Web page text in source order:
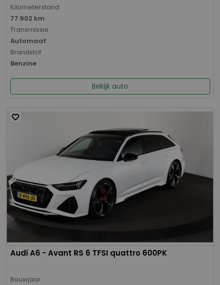
Kilometerstand
77.902 km
Transmissie
Automaat
Brandstof
Benzine
Bekijk auto
Audi A6 - Avant RS 6 TFSI quattro 600PK
Bouwjaar